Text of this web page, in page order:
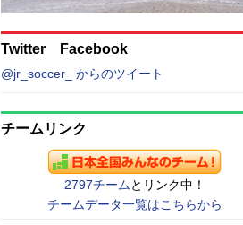
Twitter Facebook
@jr_soccer_ からのツイート
チームリンク
2797チーム とリンク中！
チームデータ一覧はこちらから